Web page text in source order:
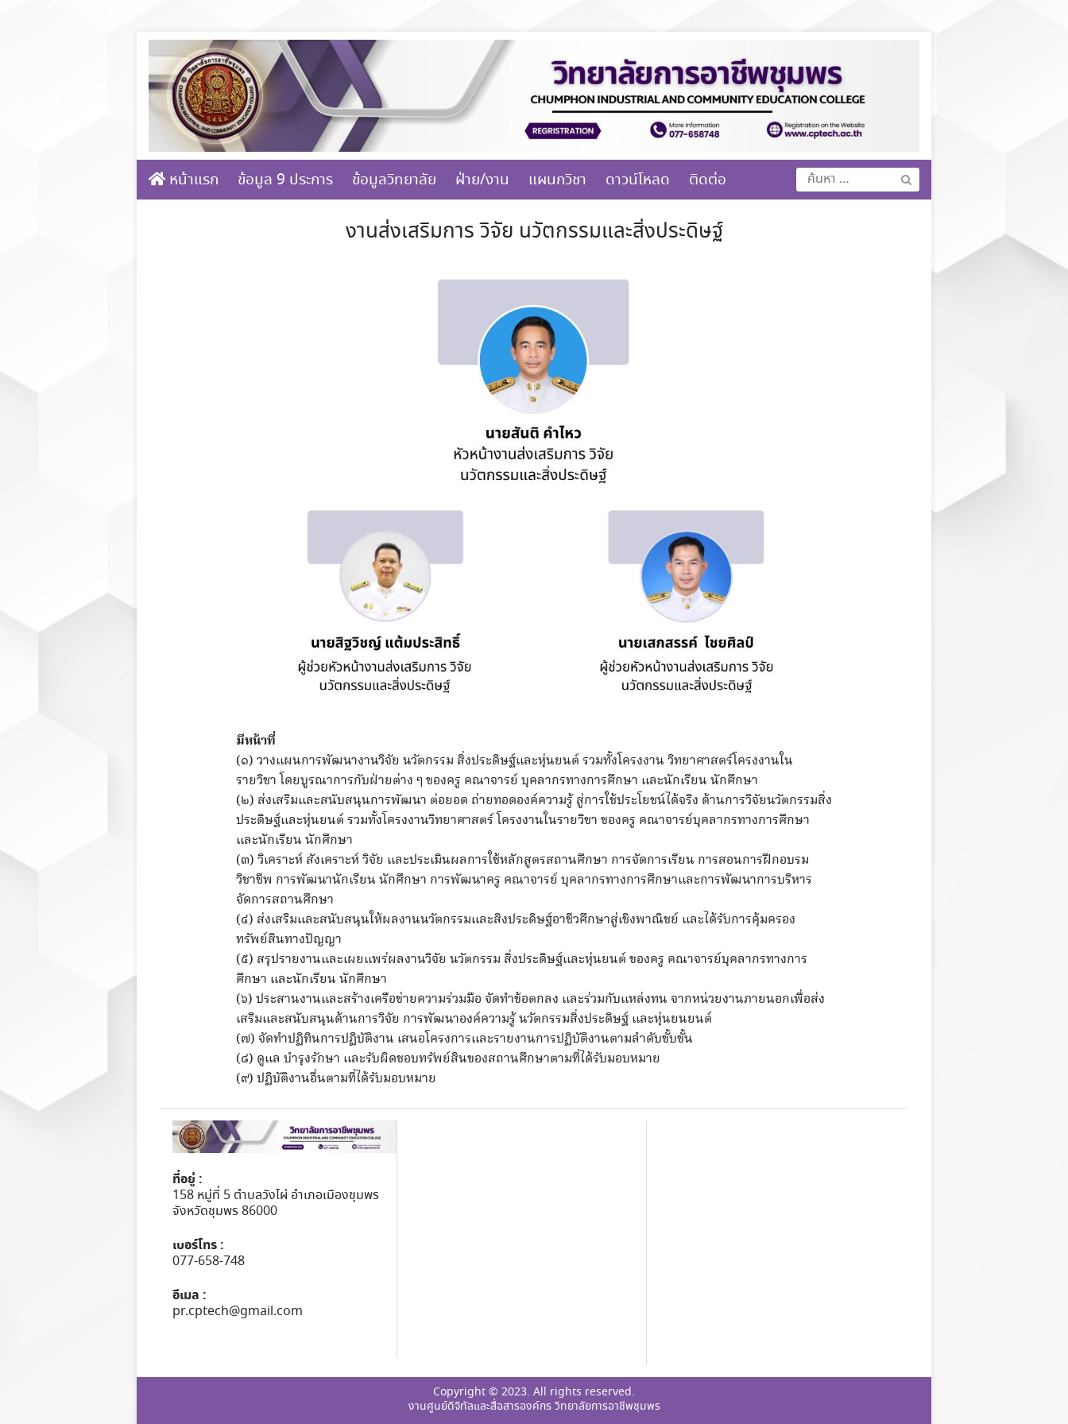
หน้าแรก ข้อมูล 9 ประการ ข้อมูลวิทยาลัย ฝ่าย/งาน แผนกวิชา ดาวน์โหลด ติดต่อ
ค้นหา
สำหรับ:
งานส่งเสริมการ วิจัย นวัตกรรมและสิ่งประดิษฐ์
มีหน้าที่
(๑) วางแผนการพัฒนางานวิจัย นวัตกรรม สิ่งประดิษฐ์และหุ่นยนต์ รวมทั้งโครงงาน วิทยาศาสตร์โครงงานใน
รายวิชา โดยบูรณาการกับฝ่ายต่าง ๆ ของครู คณาจารย์ บุคลากรทางการศึกษา และนักเรียน นักศึกษา
(๒) ส่งเสริมและสนับสนุนการพัฒนา ต่อยอด ถ่ายทอดองค์ความรู้ สู่การใช้ประโยชน์ได้จริง ด้านการวิจัยนวัตกรรมสิ่ง
ประดิษฐ์และหุ่นยนต์ รวมทั้งโครงงานวิทยาศาสตร์ โครงงานในรายวิชา ของครู คณาจารย์บุคลากรทางการศึกษา
และนักเรียน นักศึกษา
(๓) วิเคราะห์ สังเคราะห์ วิจัย และประเมินผลการใช้หลักสูตรสถานศึกษา การจัดการเรียน การสอนการฝึกอบรม
วิชาชีพ การพัฒนานักเรียน นักศึกษา การพัฒนาครู คณาจารย์ บุคลากรทางการศึกษาและการพัฒนาการบริหาร
จัดการสถานศึกษา
(๔) ส่งเสริมและสนับสนุนให้ผลงานนวัตกรรมและสิงประดิษฐ์อาชีวศึกษาสู่เชิงพาณิชย์ และได้รับการคุ้มครอง
ทรัพย์สินทางปัญญา
(๕) สรุปรายงานและเผยแพร่ผลงานวิจัย นวัตกรรม สิ่งประดิษฐ์และหุ่นยนต์ ของครู คณาจารย์บุคลากรทางการ
ศึกษา และนักเรียน นักศึกษา
(๖) ประสานงานและสร้างเครือข่ายความร่วมมือ จัดทำข้อตกลง และร่วมกับแหล่งทน จากหน่วยงานภายนอกเพื่อส่ง
เสริมและสนับสนุนด้านการวิจัย การพัฒนาองค์ความรู้ นวัตกรรมสิ่งประดิษฐ์ และหุ่นยนยนต์
(๗) จัดทำปฏิทินการปฏิบัติงาน เสนอโครงการและรายงานการปฏิบัติงานตามลำดับขั้บขั้น
(๘) ดูแล บำรุงรักษา และรับผิดชอบทรัพย์สินของสถานศึกษาตามที่ได้รับมอบหมาย
(๙) ปฏิบัติงานอื่นตามที่ได้รับมอบหมาย
ที่อยู่ :
158 หมู่ที่ 5 ตำบลวังไผ่ อำเภอเมืองชุมพร
จังหวัดชุมพร 86000
เบอร์โทร :
077-658-748
อีเมล :
pr.cptech@gmail.com
Copyright © 2023. All rights reserved.
งานศูนย์ดิจิทัลและสื่อสารองค์กร วิทยาลัยการอาชีพชุมพร